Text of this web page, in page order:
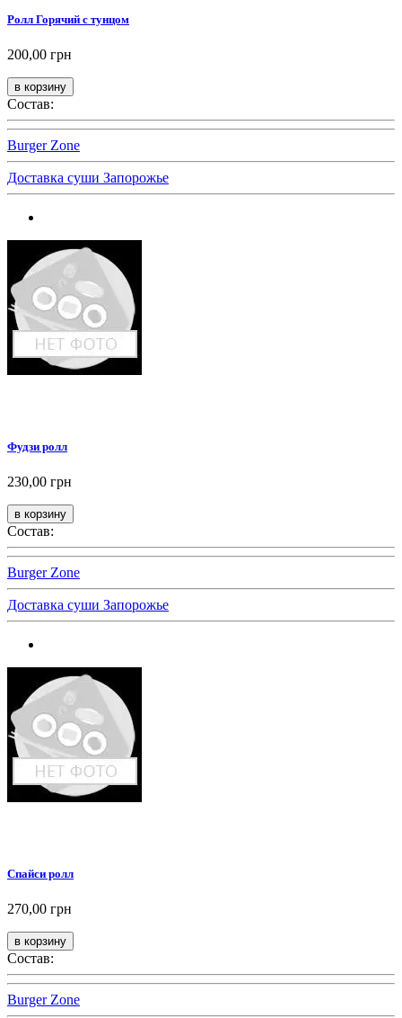
Ролл Горячий с тунцом
200,00 грн
Состав:
Burger Zone
Доставка суши Запорожье
Фудзи ролл
230,00 грн
Состав:
Burger Zone
Доставка суши Запорожье
Спайси ролл
270,00 грн
Состав:
Burger Zone